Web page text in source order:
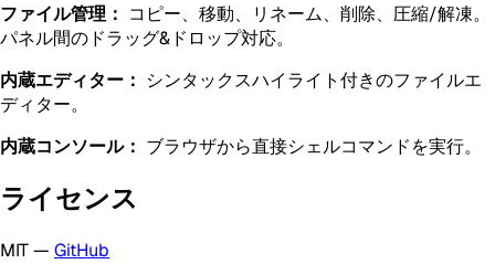
ファイル管理： コピー、移動、リネーム、削除、圧縮/解凍。
パネル間のドラッグ&ドロップ対応。
内蔵エディター： シンタックスハイライト付きのファイルエ
ディター。
内蔵コンソール： ブラウザから直接シェルコマンドを実行。
ライセンス
MIT — GitHub